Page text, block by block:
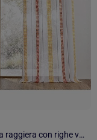
Tenda a raggiera con righe verticali e pois